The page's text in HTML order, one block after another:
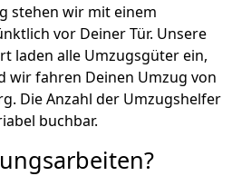
stehen wir mit einem
vor Deiner Tür. Unsere
laden alle Umzugsgüter ein,
wir fahren Deinen Umzug von
Die Anzahl der Umzugshelfer
buchbar.